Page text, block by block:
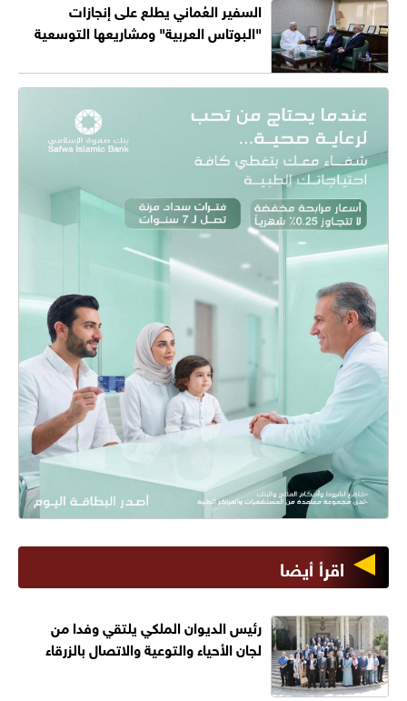
السفير العُماني يطلع على إنجازات
"البوتاس العربية" ومشاريعها التوسعية
اقرأ أيضا
رئيس الديوان الملكي يلتقي وفدا من
لجان الأحياء والتوعية والاتصال بالزرقاء